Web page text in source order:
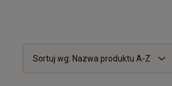
Sortuj wg: Nazwa produktu A-Z